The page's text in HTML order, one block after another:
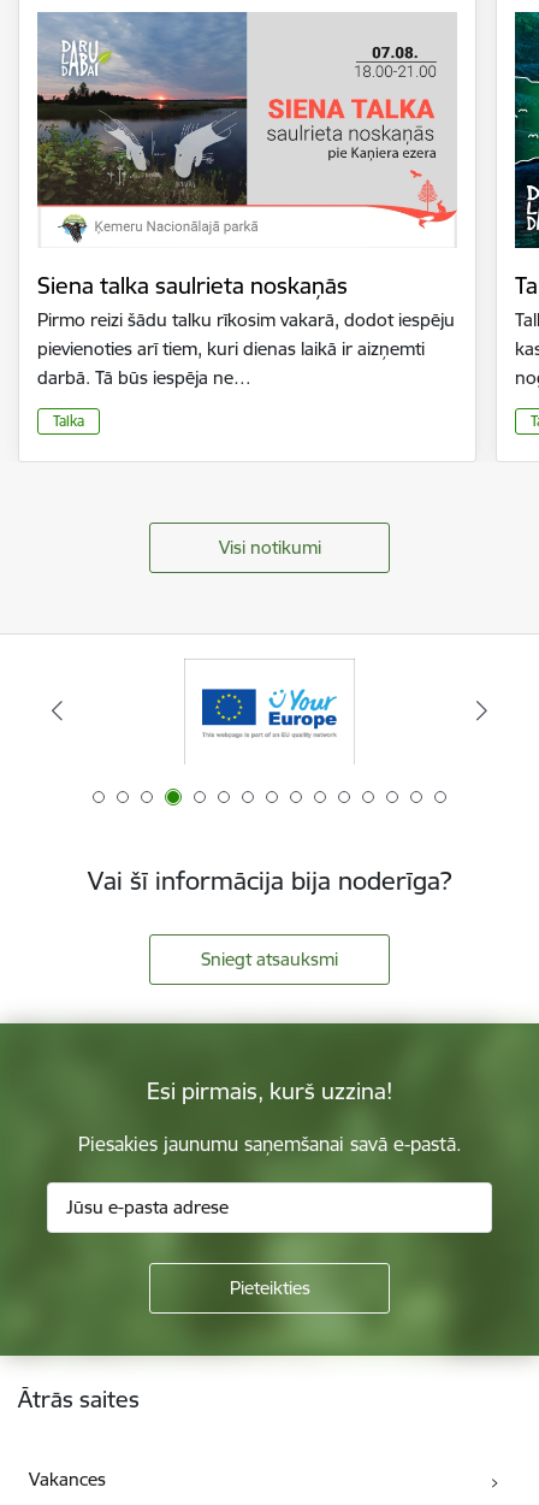
Siena talka saulrieta noskaņās
Pirmo reizi šādu talku rīkosim vakarā, dodot iespēju
pievienoties arī tiem, kuri dienas laikā ir aizņemti
darbā. Tā būs iespēja ne…
Talka
Visi notikumi
Vai šī informācija bija noderīga?
Sniegt atsauksmi
Esi pirmais, kurš uzzina!
Piesakies jaunumu saņemšanai savā e-pastā.
Kājene
Ātrās saites
Vakances